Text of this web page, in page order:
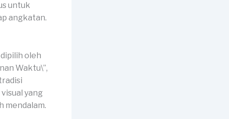
untuk
angkatan.
oleh
Waktu\”,
yang
mendalam.